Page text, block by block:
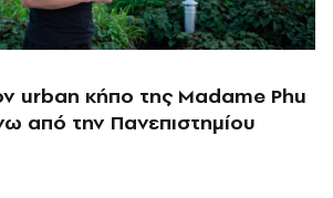
urban κήπο της Madame Phu
από την Πανεπιστημίου